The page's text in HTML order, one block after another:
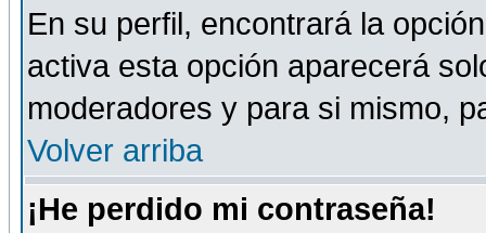
En su perfil, encontrará la
activa esta opción aparecerá
moderadores y para si mismo,
Volver arriba
¡He perdido mi contraseña!